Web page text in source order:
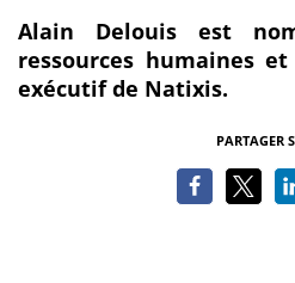
Alain Delouis est
ressources humaines
exécutif de Natixis.
PARTAGER